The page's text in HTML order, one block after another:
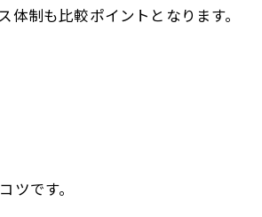
制も比較ポイントとなります。
です。